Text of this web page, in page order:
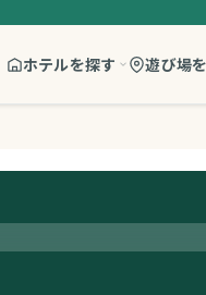
ホテルを探す 遊び場